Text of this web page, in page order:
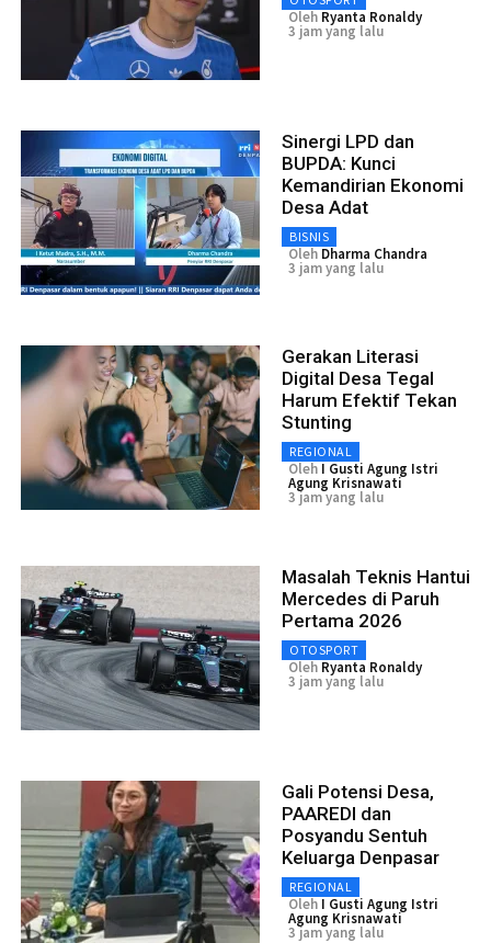
Oleh Ryanta Ronaldy
3 jam yang lalu
Sinergi LPD dan
BUPDA: Kunci
Kemandirian Ekonomi
Desa Adat
BISNIS
Oleh Dharma Chandra
3 jam yang lalu
Gerakan Literasi
Digital Desa Tegal
Harum Efektif Tekan
Stunting
REGIONAL
Oleh I Gusti Agung Istri
Agung Krisnawati
3 jam yang lalu
Masalah Teknis Hantui
Mercedes di Paruh
Pertama 2026
OTOSPORT
Oleh Ryanta Ronaldy
3 jam yang lalu
Gali Potensi Desa,
PAAREDI dan
Posyandu Sentuh
Keluarga Denpasar
REGIONAL
Oleh I Gusti Agung Istri
Agung Krisnawati
3 jam yang lalu